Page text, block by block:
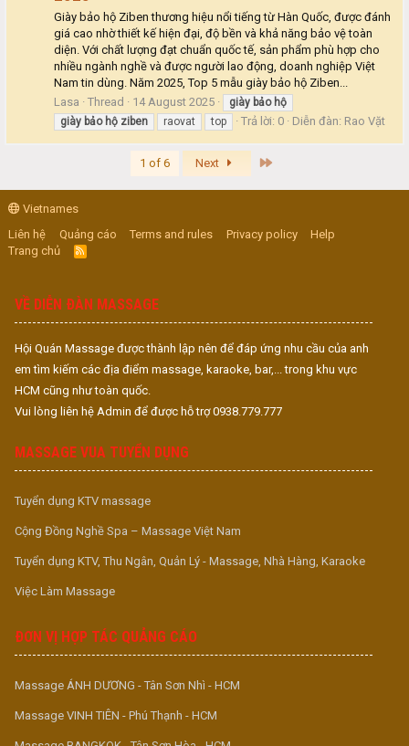
Giày bảo hộ Ziben thương hiệu nổi tiếng từ Hàn Quốc, được đánh
giá cao nhờ thiết kế hiện đại, độ bền và khả năng bảo vệ toàn
diện. Với chất lượng đạt chuẩn quốc tế, sản phẩm phù hợp cho
nhiều ngành nghề và được người lao động, doanh nghiệp Việt
Nam tin dùng. Năm 2025, Top 5 mẫu giày bảo hộ Ziben...
Lasa
Thread 14 August 2025 giày bảo hộ
giày bảo hộ ziben raovat top Trả lời: 0 Diễn đàn: Rao Vặt
1 of 6 Next
Vietnames
Liên hệ
Quảng cáo Terms and rules Privacy policy
Help
Trang chủ
R
VỀ DIỄN ĐÀN MASSAGE
Hội Quán Massage được thành lập nên để đáp ứng nhu cầu của anh
em tìm kiếm các địa điểm massage, karaoke, bar,... trong khu vực
HCM cũng như toàn quốc.
Vui lòng liên hệ Admin để được hỗ trợ 0938.779.777
MASSAGE VUA TUYỂN DỤNG
Tuyển dụng KTV massage
Cộng Đồng Nghề Spa – Massage Việt Nam
Tuyển dụng KTV, Thu Ngân, Quản Lý - Massage, Nhà Hàng, Karaoke
Việc Làm Massage
ĐƠN VỊ HỢP TÁC QUẢNG CÁO
Massage ÁNH DƯƠNG - Tân Sơn Nhì - HCM
Massage VINH TIÊN - Phú Thạnh - HCM